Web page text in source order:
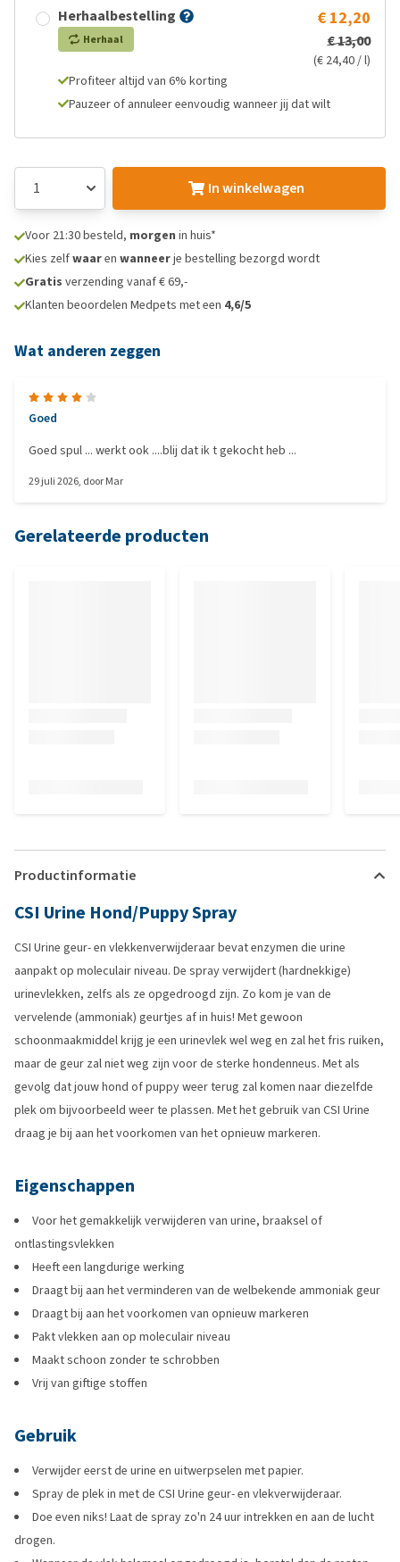
Herhaalbestelling
Herhaal
€ 12,20
€ 13,00
(€ 24,40 / l)
Profiteer altijd van 6% korting
Pauzeer of annuleer eenvoudig wanneer jij dat wilt
In winkelwagen
Voor 21:30 besteld, morgen in huis*
Kies zelfwaaren wanneerje bestelling bezorgd wordt
Gratis verzending vanaf € 69,-
Klanten beoordelen Medpets met een 4,6/5
Wat anderen zeggen
Goed
Goed spul ... werkt ook ....blij dat ik t gekocht heb ...
29 juli 2026, doorMar
Gerelateerde producten
Productinformatie
CSI Urine Hond/Puppy Spray
CSI Urine geur- en vlekkenverwijderaar bevat enzymen die urine
aanpakt op moleculair niveau. De spray verwijdert (hardnekkige)
urinevlekken, zelfs als ze opgedroogd zijn. Zo kom je van de
vervelende (ammoniak) geurtjes af in huis! Met gewoon
schoonmaakmiddel krijg je een urinevlek wel weg en zal het fris ruiken,
maar de geur zal niet weg zijn voor de sterke hondenneus. Met als
gevolg dat jouw hond of puppy weer terug zal komen naar diezelfde
plek om bijvoorbeeld weer te plassen. Met het gebruik van CSI Urine
draag je bij aan het voorkomen van het opnieuw markeren.
Eigenschappen
Voor het gemakkelijk verwijderen van urine, braaksel of
ontlastingsvlekken
Heeft een langdurige werking
Draagt bij aan het verminderen van de welbekende ammoniak geur
Draagt bij aan het voorkomen van opnieuw markeren
Pakt vlekken aan op moleculair niveau
Maakt schoon zonder te schrobben
Vrij van giftige stoffen
Gebruik
Verwijder eerst de urine en uitwerpselen met papier.
Spray de plek in met de CSI Urine geur- en vlekverwijderaar.
Doe even niks! Laat de spray zo'n 24 uur intrekken en aan de lucht
drogen.